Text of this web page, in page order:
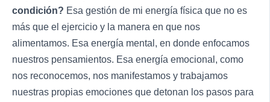
condición? Esa gestión de mi energía física que no es
más que el ejercicio y la manera en que nos
alimentamos. Esa energía mental, en donde enfocamos
nuestros pensamientos. Esa energía emocional, como
nos reconocemos, nos manifestamos y trabajamos
nuestras propias emociones que detonan los pasos para